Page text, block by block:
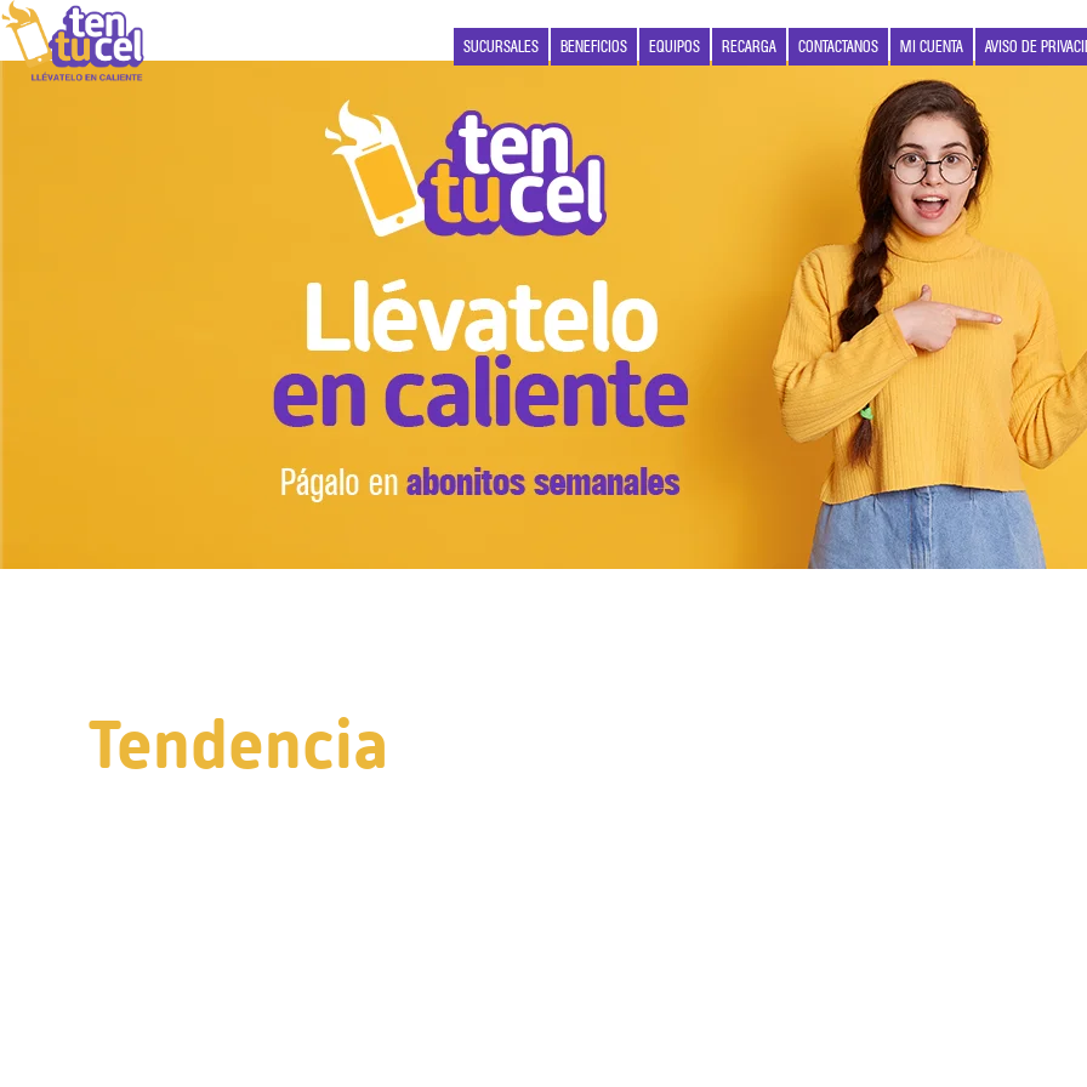
SUCURSALES BENEFICIOS EQUIPOS RECARGA CONTACTANOS MI CUENTA AVISO DE
Tendencia